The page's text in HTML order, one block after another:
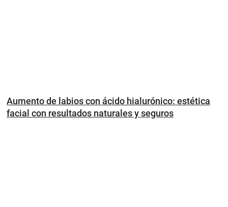
Aumento de labios con ácido hialurónico: estética
facial con resultados naturales y seguros